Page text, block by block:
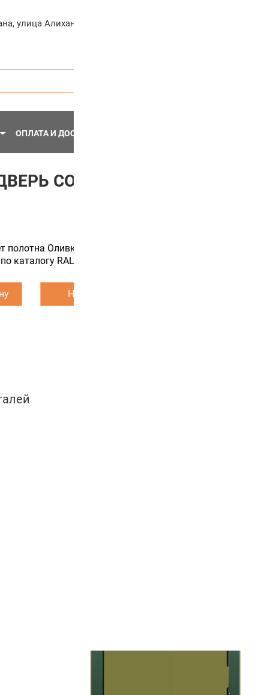
,улица Алихана
ОПЛАТА И ДОСТАВКА
COLOR 2 (ЦВЕТ ПОЛОТНА
полотна Оливково зеленый) МДФ с остеклением. Возможна
каталогу RAL.
Написать нам